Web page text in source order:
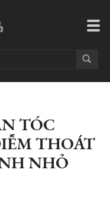
TÓC
THOÁT
NHỎ